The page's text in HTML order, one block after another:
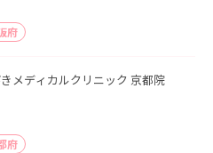
府
メディカルクリニック 京都院
府